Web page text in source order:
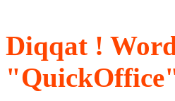
Diqqat !